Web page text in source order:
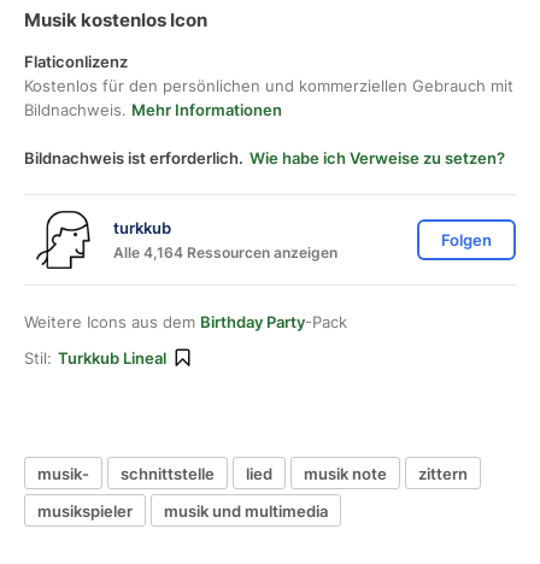
Musik kostenlos Icon
Flaticonlizenz
Kostenlos für den persönlichen und kommerziellen Gebrauch mit
Bildnachweis. Mehr Informationen
Bildnachweis ist erforderlich. Wie habe ich Verweise zu setzen?
turkkub
Alle 4,164 Ressourcen anzeigen
Folgen
Weitere Icons aus dem Birthday Party-Pack
Stil: Turkkub Lineal
musik- schnittstelle lied musik note
zittern
musikspieler
musik und multimedia